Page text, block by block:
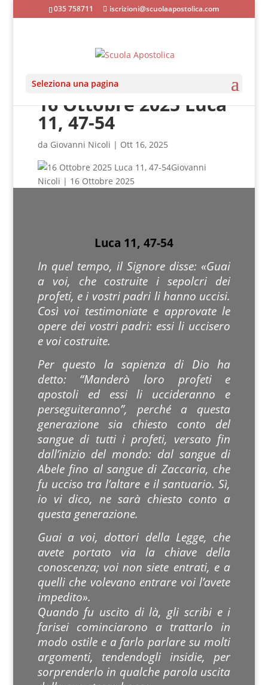
035 758711 iscrizioni@scuolaapostolica.com
Seleziona una pagina
16 Ottobre 2025 Luca
11, 47-54
da Giovanni Nicoli | Ott 16, 2025
Giovanni
Nicoli | 16 Ottobre 2025
Luca 11, 47-54
In quel tempo, il Signore disse: «Guai
a voi, che costruite i sepolcri dei
profeti, e i vostri padri li hanno uccisi.
Così voi testimoniate e approvate le
opere dei vostri padri: essi li uccisero
e voi costruite.
Per questo la sapienza di Dio ha
detto: “Manderò loro profeti e
apostoli ed essi li uccideranno e
perseguiteranno”, perché a questa
generazione sia chiesto conto del
sangue di tutti i profeti, versato fin
dall’inizio del mondo: dal sangue di
Abele fino al sangue di Zaccaria, che
fu ucciso tra l’altare e il santuario. Sì,
io vi dico, ne sarà chiesto conto a
questa generazione.
Guai a voi, dottori della Legge, che
avete portato via la chiave della
conoscenza; voi non siete entrati, e a
quelli che volevano entrare voi l’avete
impedito».
Quando fu uscito di là, gli scribi e i
farisei cominciarono a trattarlo in
modo ostile e a farlo parlare su molti
argomenti, tendendogli insidie, per
sorprenderlo in qualche parola uscita